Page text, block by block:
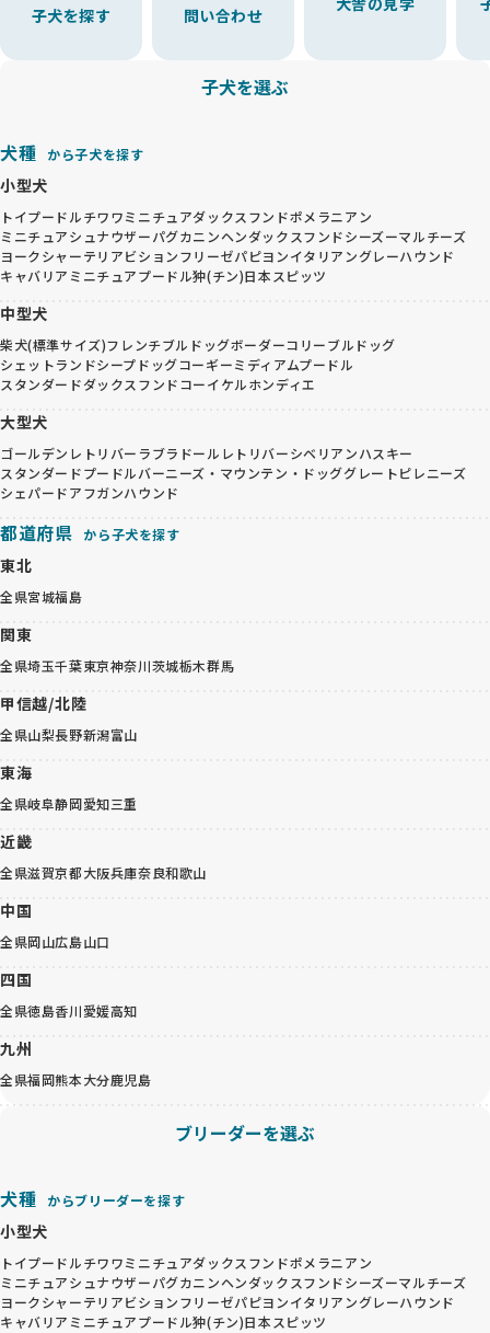
子犬を探す
問い合わせ
子犬を選ぶ
犬種 から子犬を探す
小型犬
トイプードルチワワミニチュアダックスフンドポメラニアン
ミニチュアシュナウザーパグカニンヘンダックスフンドシーズーマルチーズ
ヨークシャーテリアビションフリーゼパピヨンイタリアングレーハウンド
キャバリア ミニチュアプードル狆(チン)日本スピッツ
中型犬
柴犬(標準サイズ)フレンチブルドッグボーダーコリーブルドッグ
シェットランドシープドッグコーギーミディアムプードル
スタンダードダックスフンドコーイケルホンディエ
大型犬
ゴールデンレトリバー ラブラドールレトリバーシベリアンハスキー
スタンダードプードルバーニーズ・マウンテン・ドッググレートピレニーズ
シェパードアフガンハウンド
都道府県 から子犬を探す
東北
全県宮城福島
関東
全県埼玉千葉東京神奈川茨城栃木群馬
甲信越/北陸
全県山梨長野新潟富山
東海
全県岐阜静岡愛知三重
近畿
全県滋賀京都大阪兵庫奈良和歌山
中国
全県岡山広島山口
四国
全県徳島香川愛媛高知
九州
全県福岡熊本大分鹿児島
ブリーダーを選ぶ
犬種 からブリーダーを探す
小型犬
トイプードルチワワミニチュアダックスフンドポメラニアン
ミニチュアシュナウザーパグカニンヘンダックスフンドシーズーマルチーズ
ヨークシャーテリアビションフリーゼパピヨンイタリアングレーハウンド
キャバリア ミニチュアプードル狆(チン)日本スピッツ